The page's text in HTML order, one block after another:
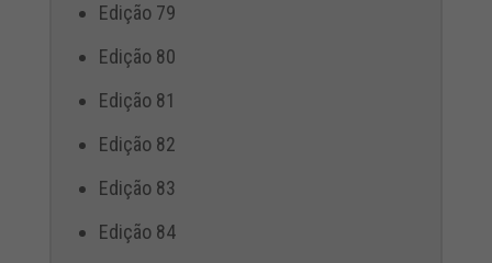
Edição 79
Edição 80
Edição 81
Edição 82
Edição 83
Edição 84